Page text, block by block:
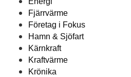
Fjärrvärme
Företag i Fokus
Hamn & Sjöfart
Kärnkraft
Kraftvärme
Krönika